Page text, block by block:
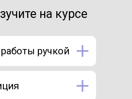
на курсе
ручкой